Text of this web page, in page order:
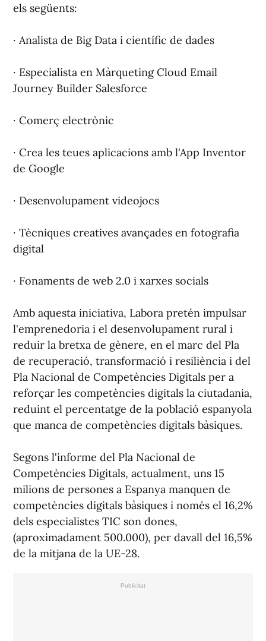
els següents:
· Analista de Big Data i científic de dades
· Especialista en Màrqueting Cloud Email
Journey Builder Salesforce
· Comerç electrònic
· Crea les teues aplicacions amb l'App Inventor
de Google
· Desenvolupament videojocs
· Tècniques creatives avançades en fotografia
digital
· Fonaments de web 2.0 i xarxes socials
Amb aquesta iniciativa, Labora pretén impulsar
l'emprenedoria i el desenvolupament rural i
reduir la bretxa de gènere, en el marc del Pla
de recuperació, transformació i resiliència i del
Pla Nacional de Competències Digitals per a
reforçar les competències digitals la ciutadania,
reduint el percentatge de la població espanyola
que manca de competències digitals bàsiques.
Segons l'informe del Pla Nacional de
Competències Digitals, actualment, uns 15
milions de persones a Espanya manquen de
competències digitals bàsiques i només el 16,2%
dels especialistes TIC son dones,
(aproximadament 500.000), per davall del 16,5%
de la mitjana de la UE-28.